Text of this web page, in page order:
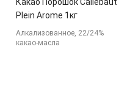
Plein Arome 1кг
Алкализованное, 22/24%
какао-масла